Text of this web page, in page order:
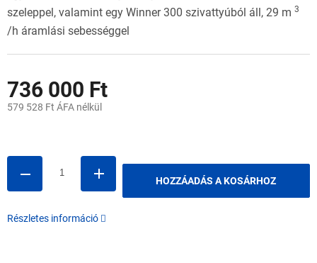
736 000 Ft
579 528 Ft ÁFA nélkül
HOZZÁADÁS A KOSÁRHOZ
szeleppel, valamint egy Winner 300 szivattyúból áll, 29 m 3
/h áramlási sebességgel
Részletes információ